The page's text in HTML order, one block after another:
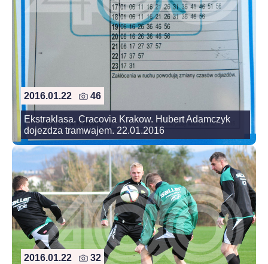
2016.01.22 46
Ekstraklasa. Cracovia Krakow. Hubert Adamczyk
dojezdza tramwajem. 22.01.2016
2016.01.22 32